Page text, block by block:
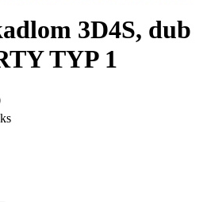
3D4S, dub
TYP 1